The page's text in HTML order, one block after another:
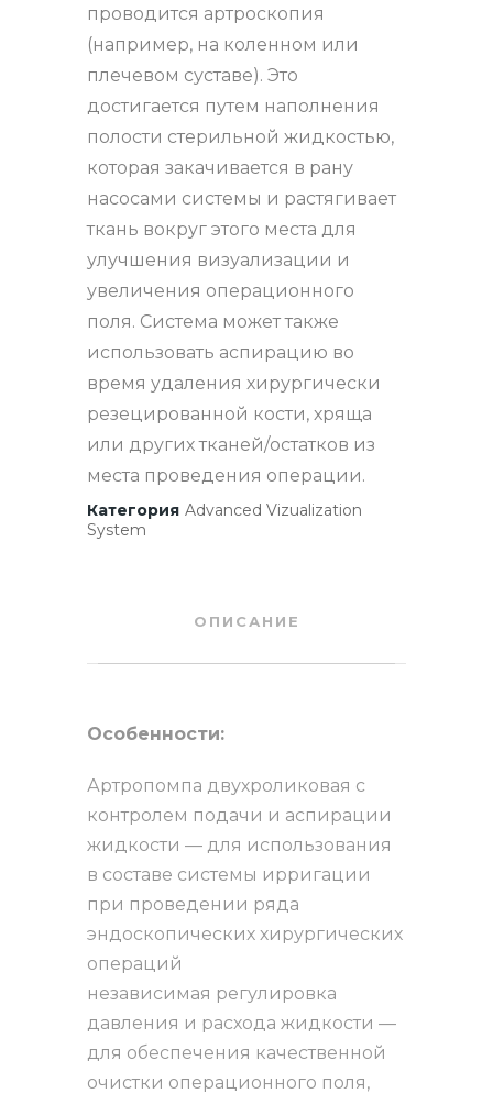
проводится артроскопия
(например, на коленном или
плечевом суставе). Это
достигается путем наполнения
полости стерильной жидкостью,
которая закачивается в рану
насосами системы и растягивает
ткань вокруг этого места для
улучшения визуализации и
увеличения операционного
поля. Система может также
использовать аспирацию во
время удаления хирургически
резецированной кости, хряща
или других тканей/остатков из
места проведения операции.
Категория Advanced Vizualization
System
ОПИСАНИЕ
Особенности:
Артропомпа двухроликовая с
контролем подачи и аспирации
жидкости — для использования
в составе системы ирригации
при проведении ряда
эндоскопических хирургических
операций
независимая регулировка
давления и расхода жидкости —
для обеспечения качественной
очистки операционного поля,